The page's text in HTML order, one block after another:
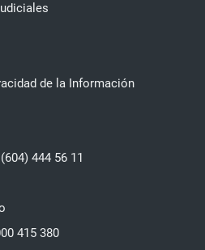
de la Información
444 56 11
415 380